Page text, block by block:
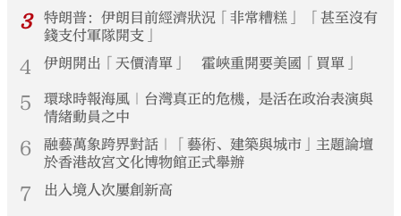
3
特朗普：伊朗目前經濟狀況「非常糟糕」 「甚至沒有
錢支付軍隊開支」
4 伊朗開出「天價清單」 霍峽重開要美國「買單」
5
環球時報海風｜台灣真正的危機，是活在政治表演與
情緒動員之中
6
融藝萬象跨界對話｜「藝術、建築與城市」主題論壇
於香港故宮文化博物館正式舉辦
7 出入境人次屢創新高